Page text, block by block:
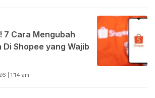
7 Cara Mengubah
Di Shopee yang Wajib
| 1:14 am